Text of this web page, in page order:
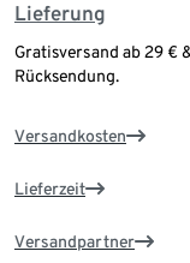
Lieferung
Gratisversand ab 29 €
Rücksendung.
Versandkosten
Lieferzeit
Versandpartner